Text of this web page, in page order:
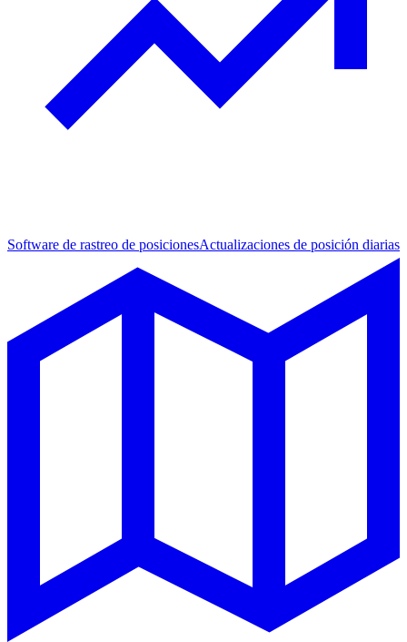
Software de rastreo de posicionesActualizaciones de posición diarias